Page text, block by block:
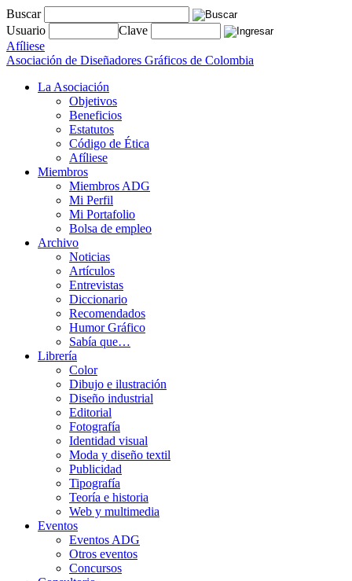
Buscar
Usuario
Clave
Afíliese
Asociación de Diseñadores Gráficos de Colombia
La Asociación
Objetivos
Beneficios
Estatutos
Código de Ética
Afíliese
Miembros
Miembros ADG
Mi Perfil
Mi Portafolio
Bolsa de empleo
Archivo
Noticias
Artículos
Entrevistas
Diccionario
Recomendados
Humor Gráfico
Sabía que…
Librería
Color
Dibujo e ilustración
Diseño industrial
Editorial
Fotografía
Identidad visual
Moda y diseño textil
Publicidad
Tipografía
Teoría e historia
Web y multimedia
Eventos
Eventos ADG
Otros eventos
Concursos